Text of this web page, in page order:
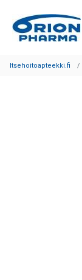
Siirry sisältöön
Itsehoitoapteekki.fi